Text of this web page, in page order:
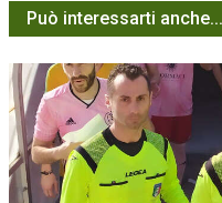
Può interessarti anche...